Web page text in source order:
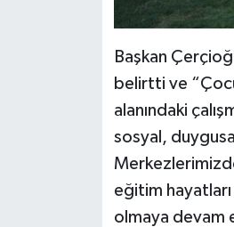
Başkan
belirtti ve
alanındaki
sosyal,
eğitim hayatları
olmaya devam